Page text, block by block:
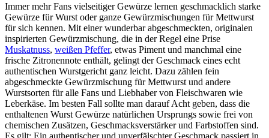
Immer mehr Fans vielseitiger Gewürze lernen geschmacklich starke
Gewürze für Wurst oder ganze Gewürzmischungen für Mettwurst
für sich kennen. Mit einer wunderbar abgeschmeckten, originalen
inspirierten Gewürzmischung, die in der Regel eine Prise
Muskatnuss, weißen Pfeffer, etwas Piment und manchmal eine
frische Zitronennote enthält, gelingt der Geschmack eines echt
authentischen Wurstgericht ganz leicht. Dazu zählen fein
abgeschmeckte Gewürzmischung für Mettwurst und andere
Wurstsorten für alle Fans und Liebhaber von Fleischwaren wie
Leberkäse. Im besten Fall sollte man darauf Acht geben, dass die
enthaltenen Wurst Gewürze natürlichen Ursprungs sowie frei von
chemischen Zusätzen, Geschmacksverstärker und Farbstoffen sind.
Es gilt: Ein authentischer und unverfälschter Geschmack passiert in